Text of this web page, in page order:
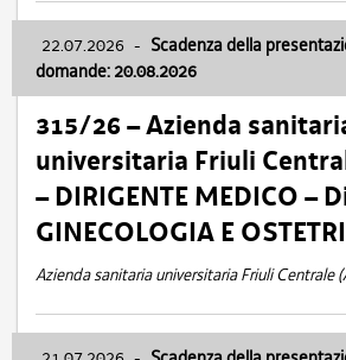
22.07.2026 - Scadenza della
domande: 20.08.2026
315/26 – Azienda
universitaria Friuli
– DIRIGENTE MEDICO –
GINECOLOGIA E
Azienda sanitaria universitaria Friuli Centrale